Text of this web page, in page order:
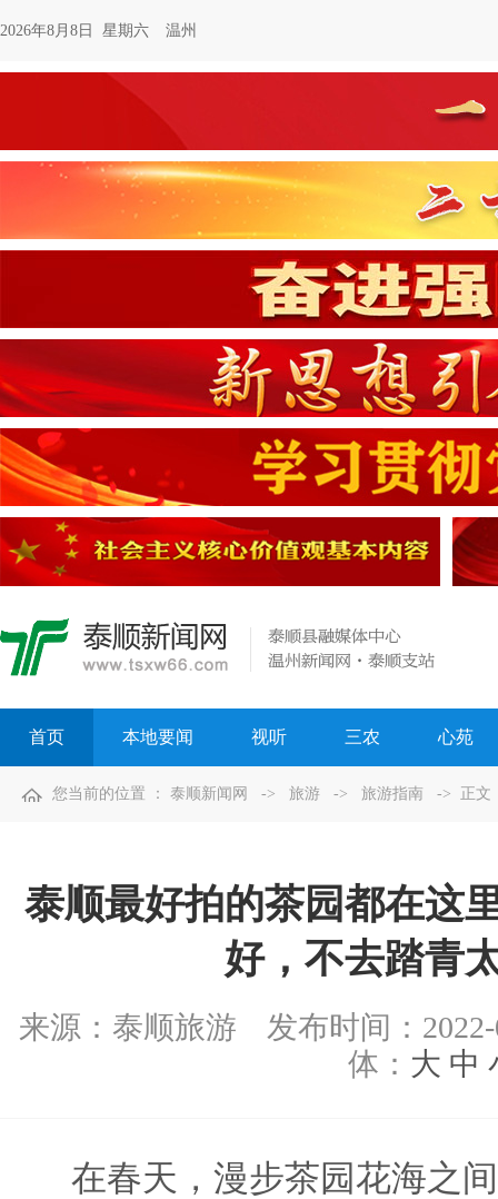
2026年8月8日 星期六 温州
首页 本地要闻 视听 三农 心苑
您当前的位置 ： 泰顺新闻网 -> 旅游 -> 旅游指南 -> 正文
泰顺最好拍的茶园都在这
好，不去踏青
来源： 泰顺旅游 发布时间：
体： 大 中
在春天，漫步茶园花海之间